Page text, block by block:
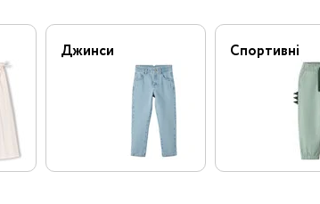
Джинси Спортивні